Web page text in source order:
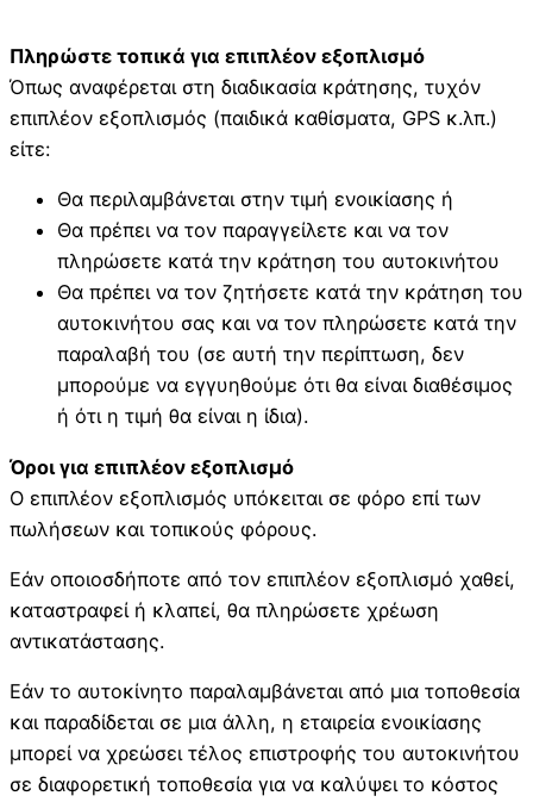
Πληρώστε τοπικά για επιπλέον εξοπλισμό
Όπως αναφέρεται στη διαδικασία κράτησης, τυχόν
επιπλέον εξοπλισμός (παιδικά καθίσματα, GPS κ.λπ.)
είτε:
Θα περιλαμβάνεται στην τιμή ενοικίασης ή
Θα πρέπει να τον παραγγείλετε και να τον
πληρώσετε κατά την κράτηση του αυτοκινήτου
Θα πρέπει να τον ζητήσετε κατά την κράτηση του
αυτοκινήτου σας και να τον πληρώσετε κατά την
παραλαβή του (σε αυτή την περίπτωση, δεν
μπορούμε να εγγυηθούμε ότι θα είναι διαθέσιμος
ή ότι η τιμή θα είναι η ίδια).
Όροι για επιπλέον εξοπλισμό
Ο επιπλέον εξοπλισμός υπόκειται σε φόρο επί των
πωλήσεων και τοπικούς φόρους.
Εάν οποιοσδήποτε από τον επιπλέον εξοπλισμό χαθεί,
καταστραφεί ή κλαπεί, θα πληρώσετε χρέωση
αντικατάστασης.
Εάν το αυτοκίνητο παραλαμβάνεται από μια τοποθεσία
και παραδίδεται σε μια άλλη, η εταιρεία ενοικίασης
μπορεί να χρεώσει τέλος επιστροφής του αυτοκινήτου
σε διαφορετική τοποθεσία για να καλύψει το κόστος